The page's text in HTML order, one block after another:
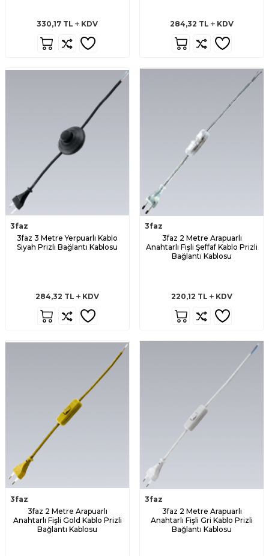
330,17 TL KDV 284,32 TL KDV
3faz
3faz 3 Metre Yerpuarlı Kablo
Siyah Prizli Bağlantı Kablosu
284,32 TL KDV
3faz
3faz 2 Metre Arapuarlı
Anahtarlı Fişli Şeffaf Kablo Prizli
Bağlantı Kablosu
220,12 TL KDV
3faz
3faz 2 Metre Arapuarlı
Anahtarlı Fişli Gold Kablo Prizli
Bağlantı Kablosu
3faz
3faz 2 Metre Arapuarlı
Anahtarlı Fişli Gri Kablo Prizli
Bağlantı Kablosu